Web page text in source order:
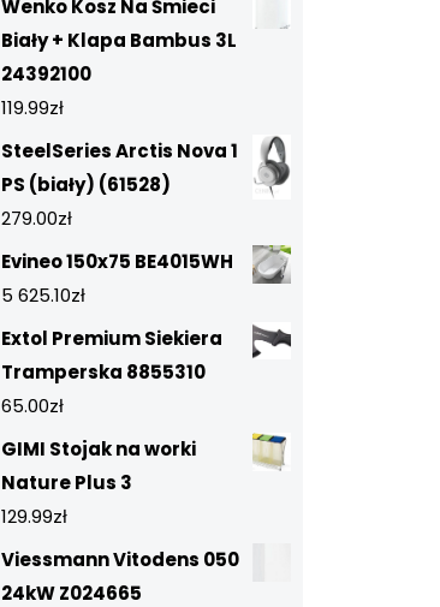
Wenko Kosz Na Śmieci
Biały + Klapa Bambus 3L
24392100
119.99zł
SteelSeries Arctis Nova 1
PS (biały) (61528)
279.00zł
Evineo 150x75 BE4015WH
5 625.10zł
Extol Premium Siekiera
Tramperska 8855310
65.00zł
GIMI Stojak na worki
Nature Plus 3
129.99zł
Viessmann Vitodens 050
24kW Z024665